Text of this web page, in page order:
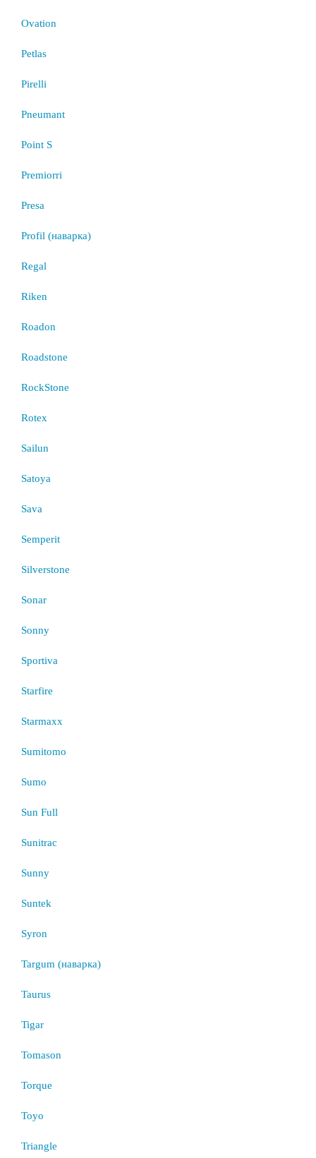
Ovation
Petlas
Pirelli
Pneumant
Point S
Premiorri
Presa
Profil (наварка)
Regal
Riken
Roadon
Roadstone
RockStone
Rotex
Sailun
Satoya
Sava
Semperit
Silverstone
Sonar
Sonny
Sportiva
Starfire
Starmaxx
Sumitomo
Sumo
Sun Full
Sunitrac
Sunny
Suntek
Syron
Targum (наварка)
Taurus
Tigar
Tomason
Torque
Toyo
Triangle